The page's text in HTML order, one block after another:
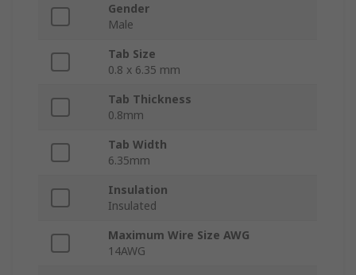
Gender
Male
Tab Size
0.8 x 6.35 mm
Tab Thickness
0.8mm
Tab Width
6.35mm
Insulation
Insulated
Maximum Wire Size AWG
14AWG